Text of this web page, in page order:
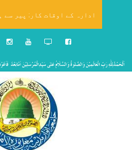
8.00 - 18.00 ادارہ کے اوقات کار: پیر